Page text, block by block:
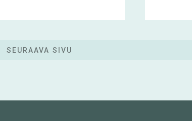
SEURAAVA SIVU